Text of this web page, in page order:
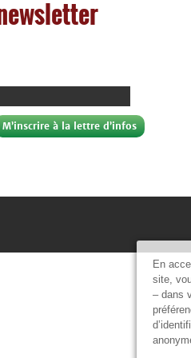
En
site,
– dans